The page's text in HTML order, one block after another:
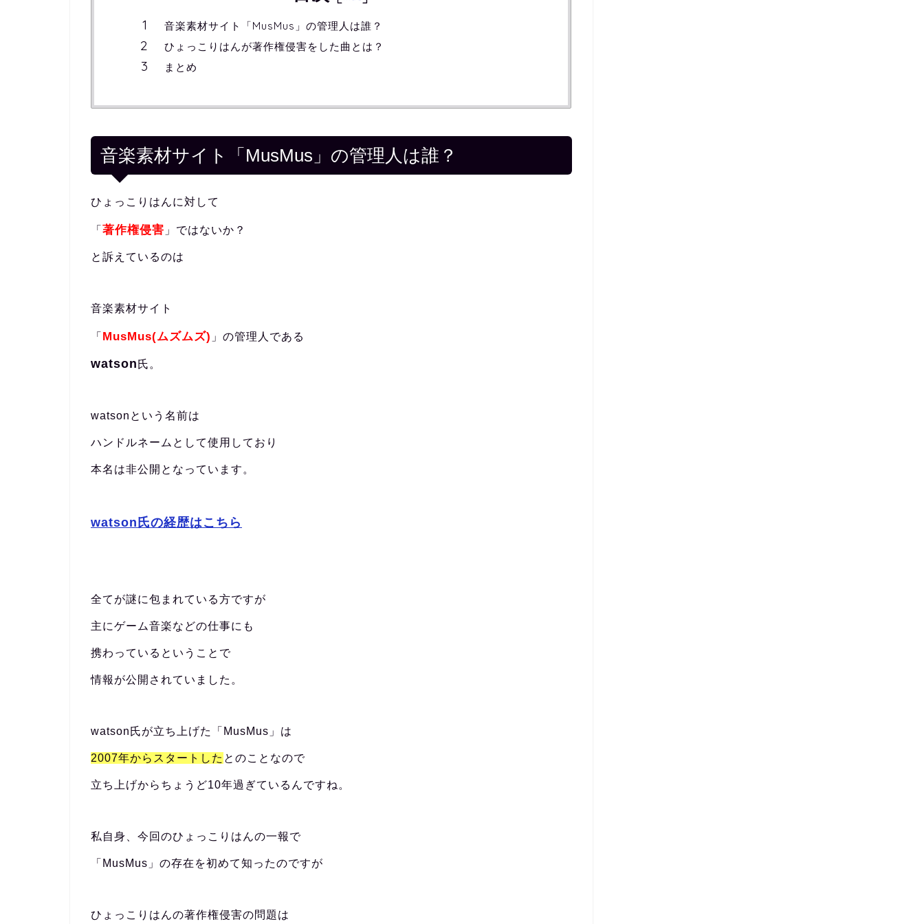
音楽素材サイト「MusMus」の管理人は誰？
ひょっこりはんが著作権侵害をした曲とは？
まとめ
音楽素材サイト「MusMus」の管理人は誰？
ひょっこりはんに対して
「 著作権侵害 」ではないか？
と訴えているのは
音楽素材サイト
「 MusMus(ムズムズ) 」の管理人である
watson氏。
watsonという名前は
ハンドルネームとして使用しており
本名は非公開となっています。
watson氏の経歴はこちら
全てが謎に包まれている方ですが
主にゲーム音楽などの仕事にも
携わっているということで
情報が公開されていました。
watson氏が立ち上げた「MusMus」は
2007年からスタートした とのことなので
立ち上げからちょうど10年過ぎているんですね。
私自身、今回のひょっこりはんの一報で
「MusMus」の存在を初めて知ったのですが
ひょっこりはんの著作権侵害の問題は